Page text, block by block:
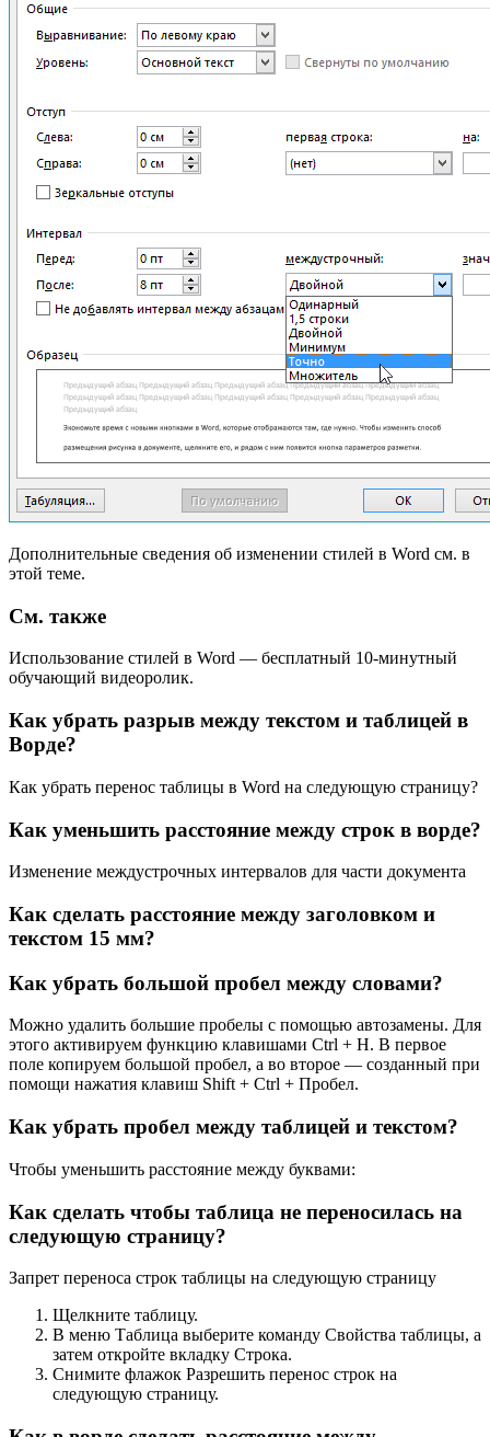
Дополнительные сведения об изменении стилей в Word см. в
этой теме.
См. также
Использование стилей в Word — бесплатный 10-минутный
обучающий видеоролик.
Как убрать разрыв между текстом и таблицей в
Ворде?
Как убрать перенос таблицы в Word на следующую страницу?
Как уменьшить расстояние между строк в ворде?
Изменение междустрочных интервалов для части документа
Как сделать расстояние между заголовком и
текстом 15 мм?
Как убрать большой пробел между словами?
Можно удалить большие пробелы с помощью автозамены. Для
этого активируем функцию клавишами Ctrl + H. В первое
поле копируем большой пробел, а во второе — созданный при
помощи нажатия клавиш Shift + Ctrl + Пробел.
Как убрать пробел между таблицей и текстом?
Чтобы уменьшить расстояние между буквами:
Как сделать чтобы таблица не переносилась на
следующую страницу?
Запрет переноса строк таблицы на следующую страницу
Щелкните таблицу.
В меню Таблица выберите команду Свойства таблицы, а
затем откройте вкладку Строка.
Снимите флажок Разрешить перенос строк на
следующую страницу.